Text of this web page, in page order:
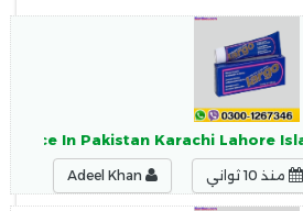
Price In Pakistan Karachi Lahore
منذ 10 ثواني